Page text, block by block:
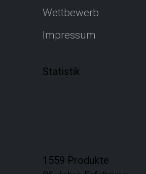
Wettbewerb
Impressum
Statistik
1559 Produkte